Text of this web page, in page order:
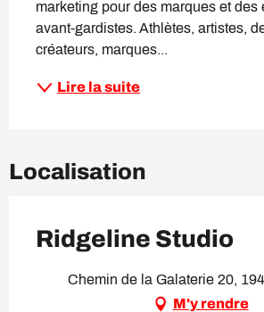
marketing pour des marques et des
avant-gardistes. Athlètes, artistes,
créateurs, marques...
Lire la suite
Localisation
Ridgeline Studio
Chemin de la Galaterie 20,
M'y rendre